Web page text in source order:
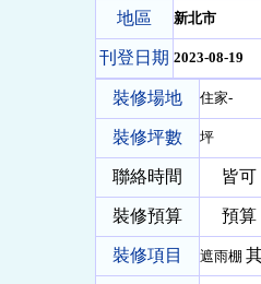
地區 新北市
刊登日期 2023-08-19
裝修場地 住家-
裝修坪數 坪
聯絡時間 皆可
裝修預算 預算
裝修項目 遮雨棚